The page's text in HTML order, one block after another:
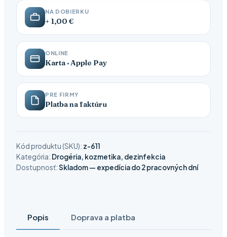
NA DOBIERKU
+ 1,00 €
ONLINE
Karta · Apple Pay
PRE FIRMY
Platba na faktúru
Kód produktu (SKU): z-611
Kategória: Drogéria, kozmetika, dezinfekcia
Dostupnosť:Skladom — expedícia do 2 pracovných dní
Popis Doprava a platba